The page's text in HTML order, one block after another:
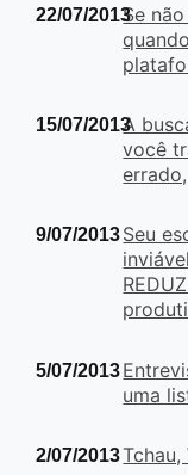
Se
22/07/2013
A
você
15/07/2013
Seu
9/07/2013
uma
5/07/2013
2/07/2013